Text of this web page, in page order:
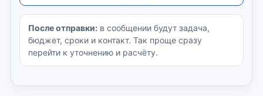
После отправки: в сообщении будут задача,
бюджет, сроки и контакт. Так проще сразу
перейти к уточнению и расчёту.